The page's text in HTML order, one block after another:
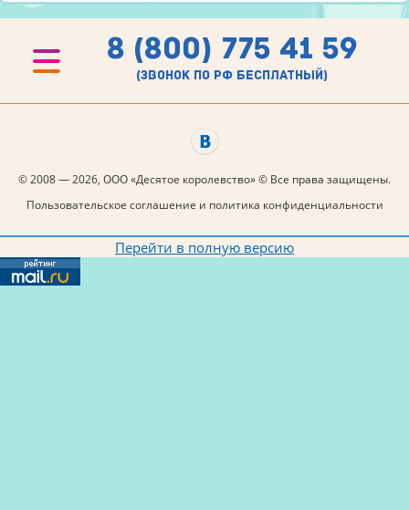
8 (800) 775 41 59
(звонок по рф бесплатный)
© 2008 — 2026, ООО «Десятое королевство» © Все права защищены.
Пользовательское соглашение и политика конфиденциальности
Перейти в полную версию